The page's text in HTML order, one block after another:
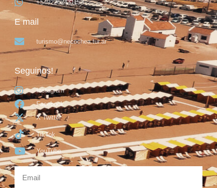
+5492262431153
E mail
turismo@necochea.tur.ar
Seguinos!
Instagram
Facebook
X Twitter
TikTok
YouTube